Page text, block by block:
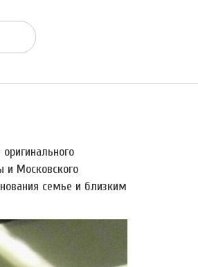
и Московского
семье и близким